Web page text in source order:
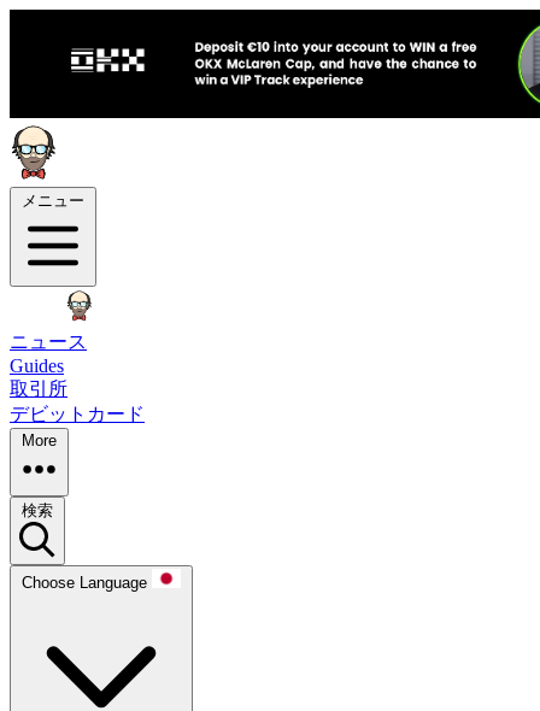
メニュー
ニュース
Guides
取引所
デビットカード
More
検索
Choose Language